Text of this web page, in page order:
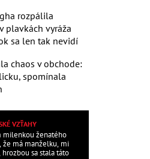
rozpálila
plavkách vyráža
sa len tak nevidí
chaos v obchode:
spomínala
VZŤAHY
milenkou ženatého
že má manželku, mi
sa stala táto